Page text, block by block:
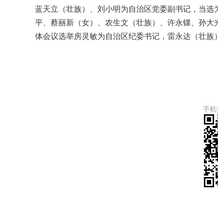
蓝天立（壮族）、刘小明为自治区党委副书记，当
平、蔡丽新（女）、农生文（壮族）、许永锞、孙
体会议选举房灵敏为自治区纪委书记，雷永达（壮
手